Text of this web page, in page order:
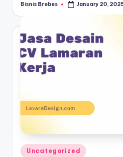
Posted
Bisnis Brebes January 20,
Posted
Uncategorized